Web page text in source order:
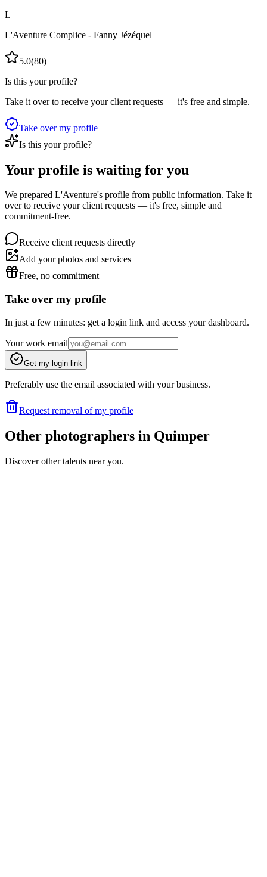
L
L'Aventure Complice - Fanny Jézéquel
5.0(80)
Is this your profile?
Take it over to receive your client requests — it's free and simple.
Take over my profile
Is this your profile?
Your profile is waiting for you
We prepared L'Aventure's profile from public information. Take it
over to receive your client requests — it's free, simple and
commitment-free.
Receive client requests directly
Add your photos and services
Free, no commitment
Take over my profile
In just a few minutes: get a login link and access your dashboard.
Your work email
Get my login link
Preferably use the email associated with your business.
Request removal of my profile
Other photographers in Quimper
Discover other talents near you.